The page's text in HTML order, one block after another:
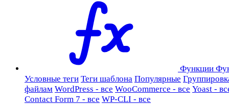
Функции
Условные теги Теги шаблона Популярные
файлам WordPress - все WooCommerce - все Yoast -
Contact Form 7 - все WP-CLI - все